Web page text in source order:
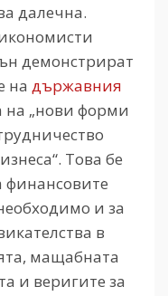
далечна.
демонстрират
на държавния
на „нови форми
Това бе
финансовите
и за
в
мащабната
и веригите за